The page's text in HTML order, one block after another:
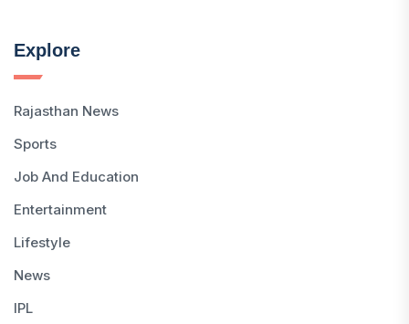
Explore
Rajasthan News
Sports
Job And Education
Entertainment
Lifestyle
News
IPL